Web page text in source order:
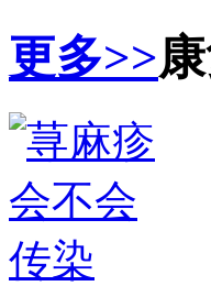
更多>>